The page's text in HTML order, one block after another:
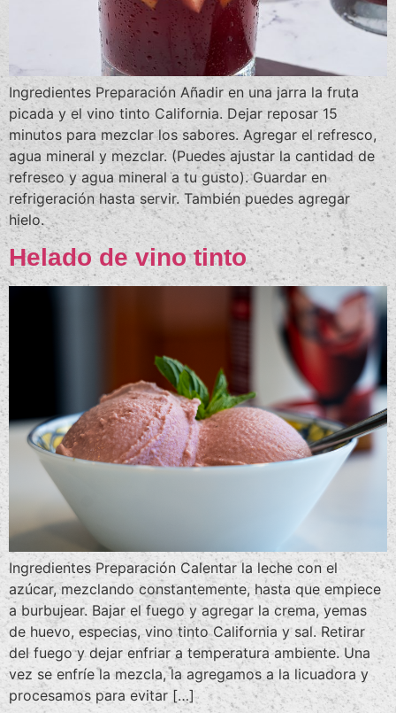
Ingredientes Preparación Añadir en una jarra la fruta
picada y el vino tinto California. Dejar reposar 15
minutos para mezclar los sabores. Agregar el refresco,
agua mineral y mezclar. (Puedes ajustar la cantidad de
refresco y agua mineral a tu gusto). Guardar en
refrigeración hasta servir. También puedes agregar
hielo.
Helado de vino tinto
Ingredientes Preparación Calentar la leche con el
azúcar, mezclando constantemente, hasta que empiece
a burbujear. Bajar el fuego y agregar la crema, yemas
de huevo, especias, vino tinto California y sal. Retirar
del fuego y dejar enfriar a temperatura ambiente. Una
vez se enfríe la mezcla, la agregamos a la licuadora y
procesamos para evitar […]